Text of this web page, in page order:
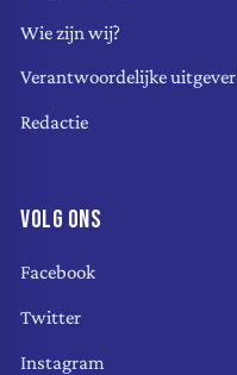
Wie zijn wij?
Verantwoordelijke uitgever
Redactie
VOLG ONS
Facebook
Twitter
Instagram